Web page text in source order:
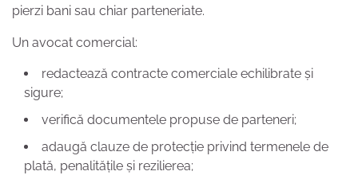
pierzi bani sau chiar parteneriate.
Un avocat comercial:
redactează contracte comerciale echilibrate și
sigure;
verifică documentele propuse de parteneri;
adaugă clauze de protecție privind termenele de
plată, penalitățile și rezilierea;